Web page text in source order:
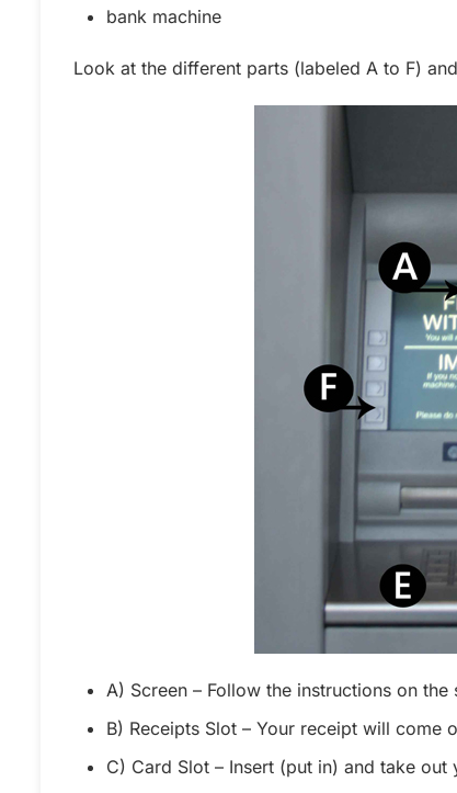
bank machine
Look at the different parts (labeled A to F)
A) Screen – Follow the instructions on the
B) Receipts Slot – Your receipt will come
C) Card Slot – Insert (put in) and take out